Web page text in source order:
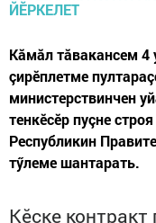
Кăмăл тăвакансем 4
çирӗплетме
министерствинчен
тенкӗсӗр пуçне
Республикин
тӳлеме шантарать.
Кӗске